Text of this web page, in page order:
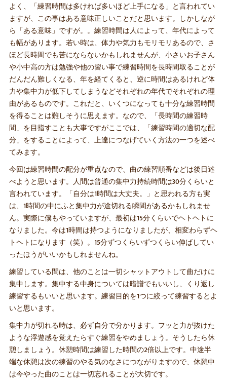
よく、「練習時間は多ければ多いほど上手になる」と言われてい
ますが、この事はある意味正しいことだと思います。しかしなが
ら「ある意味」ですが。。練習時間は人によって、年代によって
も幅があります。若い時は、体力や気力もモリモリあるので、さ
ほど長時間でも苦にならないかもしれませんが、小さいお子さん
や小中高の方は勉強や他の習い事で練習時間を長時間取ることが
だんだん難しくなる、年を経てくると、逆に時間はあるけれど体
力や集中力が低下してしまうなどそれぞれの年代でそれぞれの理
由があるものです。これだと、いくつになっても十分な練習時間
を得ることは難しそうに思えます。なので、「長時間の練習時
間」を目指すことも大事ですがここでは、「練習時間の適切な配
分」をすることによって、上達につなげていく方法の一つを述べ
てみます。
今回は練習時間の配分が重点なので、曲の練習順番などは後日述
べようと思います。人間は普通の集中力持続時間は30分くらいと
言われています。「自分は1時間は大丈夫。」と思われる方も実
は、1時間の中にふと集中力が途切れる瞬間があるかもしれませ
ん。実際に僕もやっていますが、最初は15分くらいでヘトヘトに
なりました。今は1時間は持つようになりましたが、相変わらずヘ
トヘトになります（笑）。15分ずつくらいずつくらい伸ばしてい
ったほうがいいかもしれませんね。
練習している間は、他のことは一切シャットアウトして曲だけに
集中します。集中する中身については暗譜でもいいし、くり返し
練習するもいいと思います。練習目的を1つに絞って練習するとよ
いと思います。
集中力が切れる時は、必ず自分で分かります。フッと力が抜けた
ような浮遊感を覚えたらすぐ練習をやめましょう。そうしたら休
憩しましょう。休憩時間は練習した時間の2倍以上です。中途半
端な休憩は次の練習のやる気のなさにつながりますので、休憩中
は今やった曲のことは一切忘れることが大切です。